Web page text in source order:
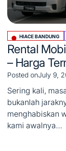
Posted
in
HIACE BANDUNG
Rental
– Harga
Posted onJuly 9,
Sering kali,
bukanlah
menghabiskan
kami awalnya…